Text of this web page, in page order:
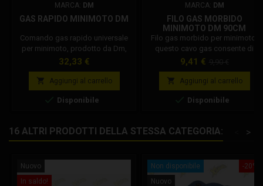
MARCA: DM
GAS RAPIDO MINIMOTO DM
Comando gas rapido universale
per minimoto, prodotto da Dm,
compatibile con: Stamas, Dm,
Compatibile con semimanubri
21/22 mm. Lunghezza manopola
115 mm. Lunghezza totale
Prezzo
32,33 €
 Aggiungi al carrello
 Disponibile
MARCA: DM
FILO GAS MORBIDO
MINIMOTO DM 90CM
Filo gas morbido per minimoto,
questo cavo gas consente di
ridurre la forza che occorre per
consentendo di accelerare in
maniera più fluida e veloce. Il
cavo gas è lungo 90 cm, con un
Prezzo
9,41 €
base
 Aggiungi al carrello
 Disponibile
16 ALTRI PRODOTTI DELLA STESSA CATEGORIA: >
Nuovo
In saldo!
-20%
Non disponibile
Nuovo